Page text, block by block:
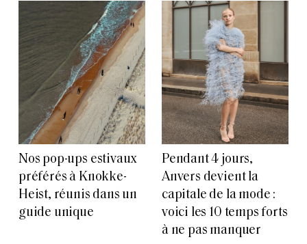
Nos pop-ups estivaux
préférés à Knokke-
Heist, réunis dans un
guide unique
Pendant 4 jours,
Anvers devient la
capitale de la mode :
voici les 10 temps forts
à ne pas manquer